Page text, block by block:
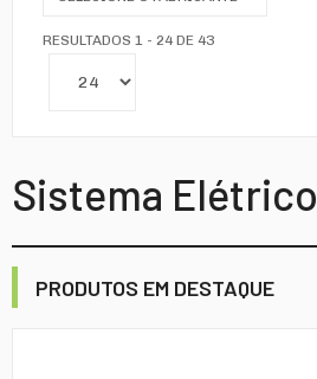
RESULTADOS 1 - 24 DE 43
Sistema Elétrico
PRODUTOS EM DESTAQUE